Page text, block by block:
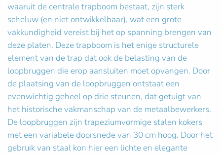
waaruit de centrale trapboom bestaat, zijn sterk
scheluw (en niet ontwikkelbaar), wat een grote
vakkundigheid vereist bij het op spanning brengen van
deze platen. Deze trapboom is het enige structurele
element van de trap dat ook de belasting van de
loopbruggen die erop aansluiten moet opvangen. Door
de plaatsing van de loopbruggen ontstaat een
evenwichtig geheel op drie steunen, dat getuigt van
het historische vakmanschap van de metaalbewerkers.
De loopbruggen zijn trapeziumvormige stalen kokers
met een variabele doorsnede van 30 cm hoog. Door het
gebruik van staal kon hier een lichte en elegante